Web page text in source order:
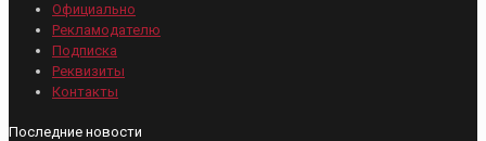
Официально
Рекламодателю
Подписка
Реквизиты
Контакты
Последние новости